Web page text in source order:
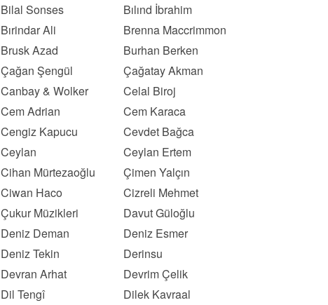
Bilal Sonses
Bılınd İbrahim
Bırindar Ali
Brenna Maccrimmon
Brusk Azad
Burhan Berken
Çağan Şengül
Çağatay Akman
Canbay & Wolker
Celal Biroj
Cem Adrian
Cem Karaca
Cengiz Kapucu
Cevdet Bağca
Ceylan
Ceylan Ertem
Cihan Mürtezaoğlu
Çimen Yalçın
Ciwan Haco
Cizreli Mehmet
Çukur Müzikleri
Davut Güloğlu
Deniz Deman
Deniz Esmer
Deniz Tekin
Derinsu
Devran Arhat
Devrim Çelik
Dil Tengî
Dilek Kavraal